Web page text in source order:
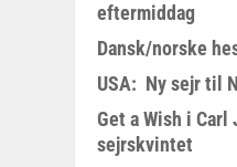
eftermiddag
Dansk/norske
USA: Ny sejr til
Get a Wish i Carl
sejrskvintet